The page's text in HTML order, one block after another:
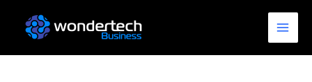
contenido
Main